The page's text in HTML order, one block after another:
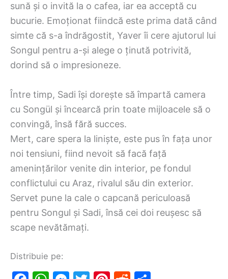
sună și o invită la o cafea, iar ea acceptă cu
bucurie. Emoționat fiindcă este prima dată când
simte că s-a îndrăgostit, Yaver îi cere ajutorul lui
Songul pentru a-și alege o ținută potrivită,
dorind să o impresioneze.
Între timp, Sadi își dorește să împartă camera
cu Songül și încearcă prin toate mijloacele să o
convingă, însă fără succes.
Mert, care spera la liniște, este pus în fața unor
noi tensiuni, fiind nevoit să facă față
amenințărilor venite din interior, pe fondul
conflictului cu Araz, rivalul său din exterior.
Servet pune la cale o capcană periculoasă
pentru Songul și Sadi, însă cei doi reușesc să
scape nevătămați.
Distribuie pe: